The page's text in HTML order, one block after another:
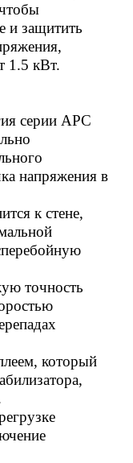
и защитить
1.5 кВт.
серии АРС
напряжения в
к стене,
точность
который